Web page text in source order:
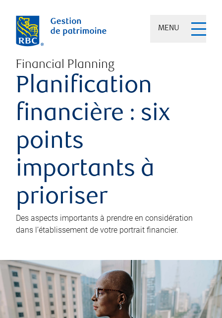
MENU
Financial Planning
Planification
financière : six
points
importants à
prioriser
Des aspects importants à prendre en considération
dans l’établissement de votre portrait financier.